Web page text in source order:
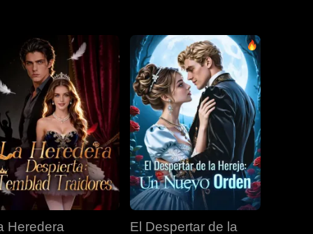
EP 35 EP 36
EP 37 EP 38 EP 39
EP 40
Heredera
El Despertar de la